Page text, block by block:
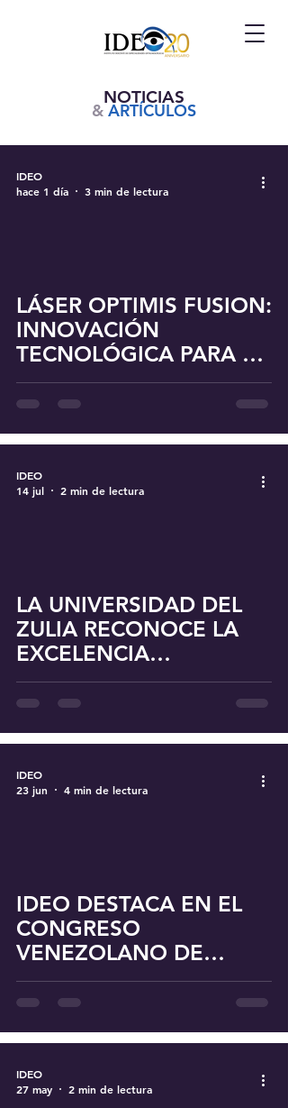
NOTICIAS
& ARTÍCULOS
LÁSER OPTIMIS FUSION:
INNOVACIÓN
TECNOLÓGICA PARA EL
TRATAMIENTO DEL
GLAUCOMA Y
CATARATAS EN
MARACAIBO
IDEO
hace 1 día
3 min de lectura
LA UNIVERSIDAD DEL
ZULIA RECONOCE LA
EXCELENCIA
ACADÉMICA DE LOS
POSGRADOS DE
OFTALMOLOGÍA Y SUB-
ESPECIALIZACIÓN EN
RETINA
IDEO
14 jul
2 min de lectura
IDEO DESTACA EN EL
CONGRESO
VENEZOLANO DE
OFTALMOLOGÍA
IDEO
23 jun
4 min de lectura
IDEO
27 may
2 min de lectura